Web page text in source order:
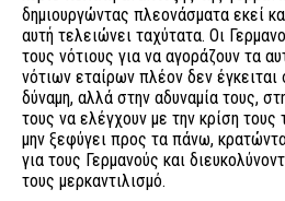
δημιουργώντας πλεονάσματα εκεί
αυτή τελειώνει ταχύτατα. Οι
τους νότιους για να αγοράζουν τα
νότιων εταίρων πλέον δεν έγκειται
δύναμη, αλλά στην αδυναμία τους,
τους να ελέγχουν με την κρίση
μην ξεφύγει προς τα πάνω,
για τους Γερμανούς και
τους μερκαντιλισμό.